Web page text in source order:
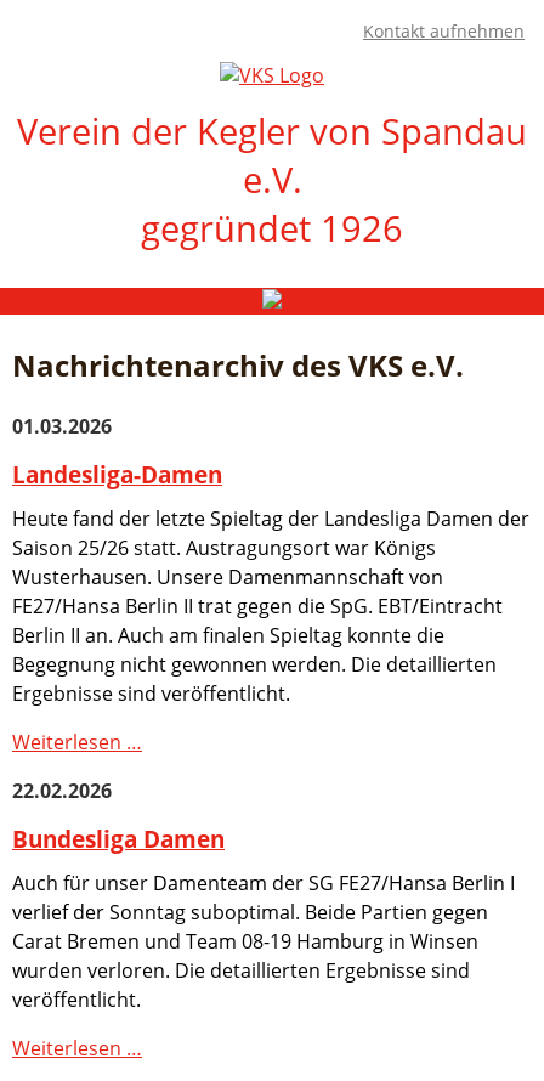
Kontakt aufnehmen
Verein der Kegler von Spandau
e.V.
gegründet 1926
Ergebnisse
1.
Damen
BL
Herren
2.
Staffel
Landesliga
Damen
Spandauer
Liga
Spandauer
Berliner
Meisterschaft
Meisterschaft
Verein
Vorstand
Klubs
im
VKS
Ehrentafel
Nachrichtenarchiv des VKS e.V.
01.03.2026
Landesliga-Damen
Heute fand der letzte Spieltag der Landesliga Damen der
Saison 25/26 statt. Austragungsort war Königs
Wusterhausen. Unsere Damenmannschaft von
FE27/Hansa Berlin II trat gegen die SpG. EBT/Eintracht
Berlin II an. Auch am finalen Spieltag konnte die
Begegnung nicht gewonnen werden. Die detaillierten
Ergebnisse sind veröffentlicht.
Weiterlesen …
22.02.2026
Bundesliga Damen
Auch für unser Damenteam der SG FE27/Hansa Berlin I
verlief der Sonntag suboptimal. Beide Partien gegen
Carat Bremen und Team 08-19 Hamburg in Winsen
wurden verloren. Die detaillierten Ergebnisse sind
veröffentlicht.
Weiterlesen …